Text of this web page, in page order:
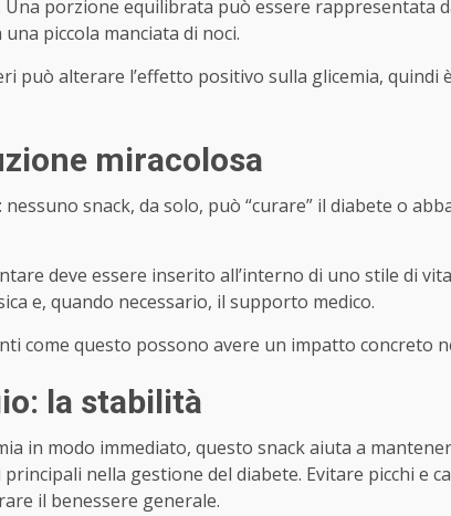
porzione equilibrata può essere rappresentata
piccola manciata di noci.
può alterare l’effetto positivo sulla glicemia, quindi
miracolosa
snack, da solo, può “curare” il diabete o
deve essere inserito all’interno di uno stile di
e, quando necessario, il supporto medico.
come questo possono avere un impatto concreto
la stabilità
in modo immediato, questo snack aiuta a
nella gestione del diabete. Evitare picchi e
il benessere generale.